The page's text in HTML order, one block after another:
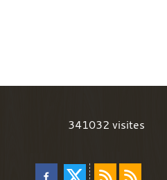
341032 visites